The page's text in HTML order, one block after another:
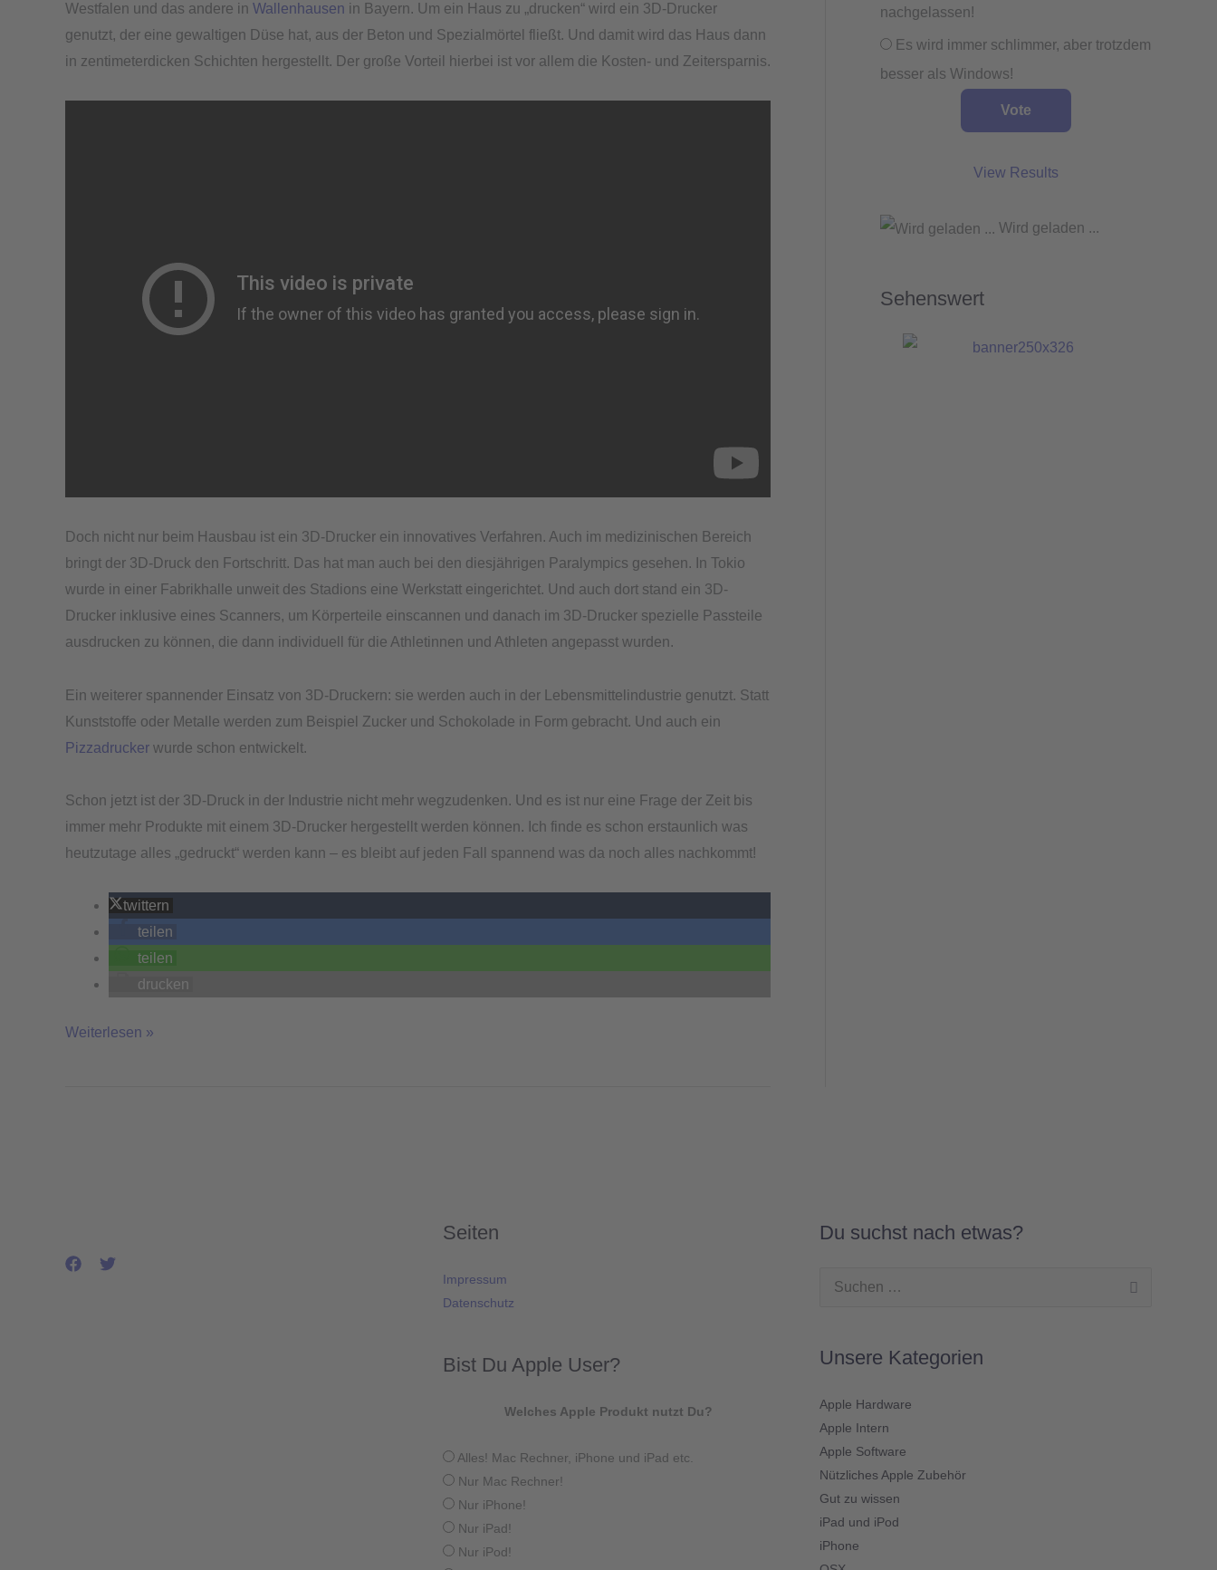
Westfalen und das andere in Wallenhausen in Bayern. Um ein Haus zu „drucken“ wird ein 3D-Drucker
genutzt, der eine gewaltigen Düse hat, aus der Beton und Spezialmörtel fließt. Und damit wird das Haus dann
in zentimeterdicken Schichten hergestellt. Der große Vorteil hierbei ist vor allem die Kosten- und Zeitersparnis.
Doch nicht nur beim Hausbau ist ein 3D-Drucker ein innovatives Verfahren. Auch im medizinischen Bereich
bringt der 3D-Druck den Fortschritt. Das hat man auch bei den diesjährigen Paralympics gesehen. In Tokio
wurde in einer Fabrikhalle unweit des Stadions eine Werkstatt eingerichtet. Und auch dort stand ein 3D-
Drucker inklusive eines Scanners, um Körperteile einscannen und danach im 3D-Drucker spezielle Passteile
ausdrucken zu können, die dann individuell für die Athletinnen und Athleten angepasst wurden.
Ein weiterer spannender Einsatz von 3D-Druckern: sie werden auch in der Lebensmittelindustrie genutzt. Statt
Kunststoffe oder Metalle werden zum Beispiel Zucker und Schokolade in Form gebracht. Und auch ein
Pizzadrucker wurde schon entwickelt.
Schon jetzt ist der 3D-Druck in der Industrie nicht mehr wegzudenken. Und es ist nur eine Frage der Zeit bis
immer mehr Produkte mit einem 3D-Drucker hergestellt werden können. Ich finde es schon erstaunlich was
heutzutage alles „gedruckt“ werden kann – es bleibt auf jeden Fall spannend was da noch alles nachkommt!
twittern
teilen
teilen
drucken
Weiterlesen »
nachgelassen!
Es wird immer schlimmer, aber trotzdem
besser als Windows!
View Results
Wird geladen ...
Sehenswert
Seiten
Impressum
Datenschutz
Bist Du Apple User?
Welches Apple Produkt nutzt Du?
Alles! Mac Rechner, iPhone und iPad etc.
Nur Mac Rechner!
Nur iPhone!
Nur iPad!
Nur iPod!
Du suchst nach etwas?
Suchen
Unsere Kategorien
Apple Hardware
Apple Intern
Apple Software
Nützliches Apple Zubehör
Gut zu wissen
iPad und iPod
iPhone